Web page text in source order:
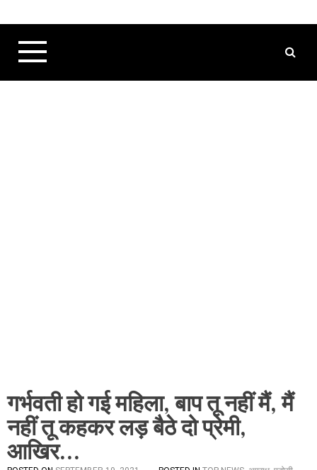
t
गर्भवती हो गई महिला, बाप तू नहीं मैं, मैं
नहीं तू कहकर लड़ बैठे दो प्रेमी,
आखिर…